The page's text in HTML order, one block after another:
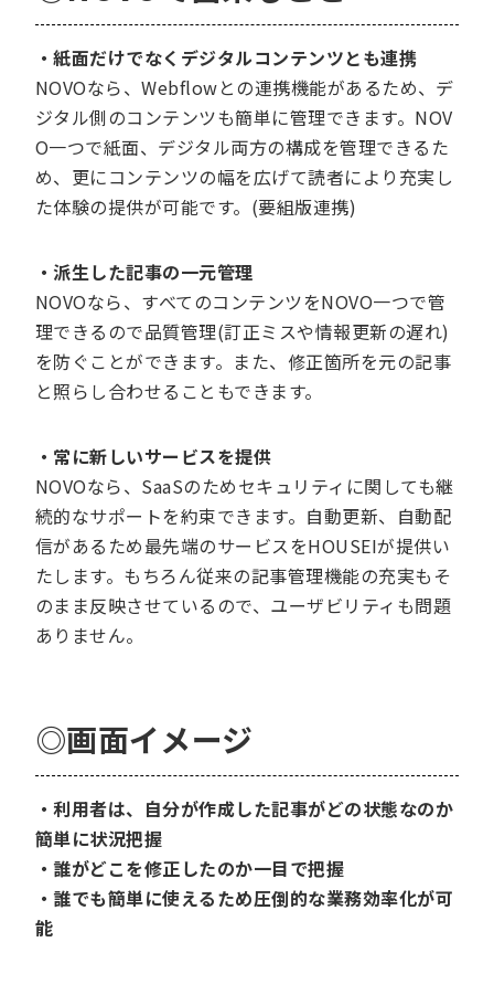
・紙面だけでなくデジタルコンテンツとも連携
NOVOなら、Webflowとの連携機能があるため、デ
ジタル側のコンテンツも簡単に管理できます。NOV
O一つで紙面、デジタル両方の構成を管理できるた
め、更にコンテンツの幅を広げて読者により充実し
た体験の提供が可能です。(要組版連携)
・派生した記事の一元管理
NOVOなら、すべてのコンテンツをNOVO一つで管
理できるので品質管理(訂正ミスや情報更新の遅れ)
を防ぐことができます。また、修正箇所を元の記事
と照らし合わせることもできます。
・常に新しいサービスを提供
NOVOなら、SaaSのためセキュリティに関しても継
続的なサポートを約束できます。自動更新、自動配
信があるため最先端のサービスをHOUSEIが提供い
たします。もちろん従来の記事管理機能の充実もそ
のまま反映させているので、ユーザビリティも問題
ありません。
◎画面イメージ
・利用者は、自分が作成した記事がどの状態なのか
簡単に状況把握
・誰がどこを修正したのか一目で把握
・誰でも簡単に使えるため圧倒的な業務効率化が可
能